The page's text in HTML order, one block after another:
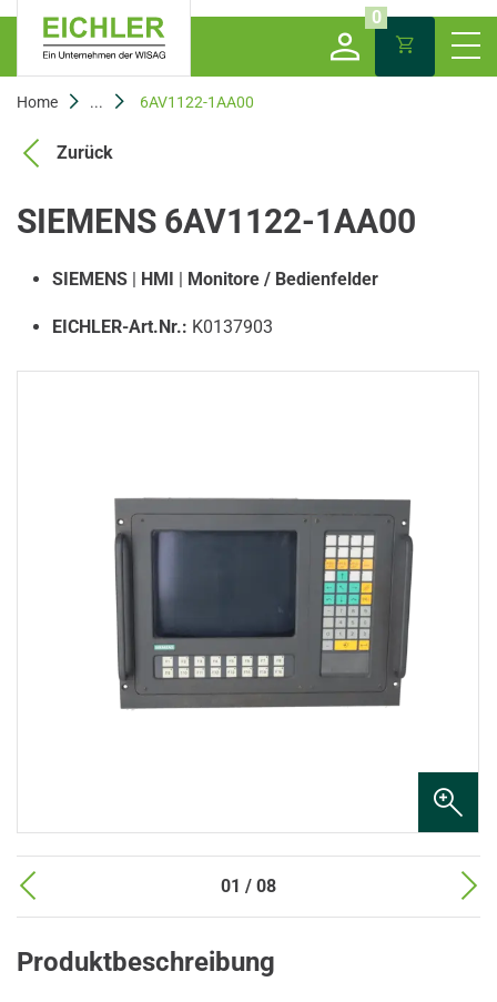
0
Home ... 6AV1122-1AA00
Zurück
SIEMENS 6AV1122-1AA00
SIEMENS | HMI | Monitore / Bedienfelder
EICHLER-Art.Nr.: K0137903
01 / 08
Produktbeschreibung